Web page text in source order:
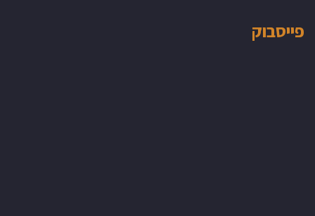
פייסבוק